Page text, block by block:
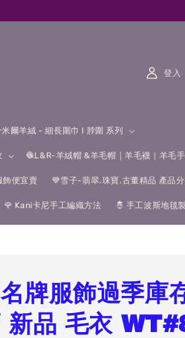
爾羊絨 - 細長圍巾 I 脖圍 系列
🧶L&R-羊絨帽 &羊毛帽｜羊毛襪｜羊毛
飾便宜賣 💙雪子-翡翠.珠寶.古董精品 產品
🌹 Kani卡尼手工編織方法 🤴 手工波斯地毯
登入
牌服飾過季庫
新品 毛衣